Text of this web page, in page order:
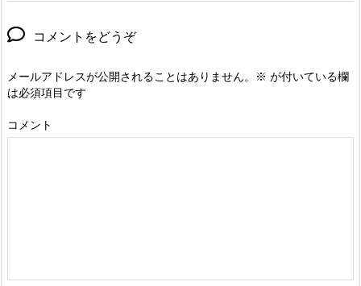
コメントをどうぞ
メールアドレスが公開されることはありません。 ※ が付いている欄
は必須項目です
コメント